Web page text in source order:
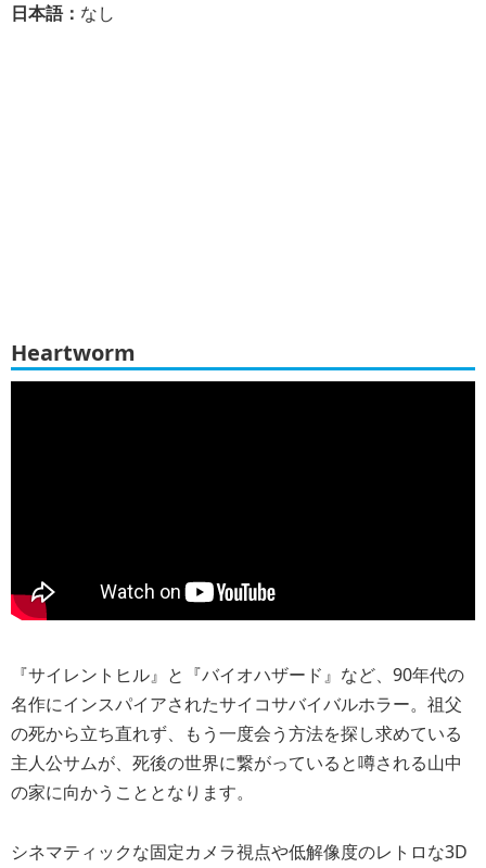
日本語： なし
Heartworm
『サイレントヒル』と『バイオハザード』など、90年代の
名作にインスパイアされたサイコサバイバルホラー。祖父
の死から立ち直れず、もう一度会う方法を探し求めている
主人公サムが、死後の世界に繋がっていると噂される山中
の家に向かうこととなります。
シネマティックな固定カメラ視点や低解像度のレトロな3D